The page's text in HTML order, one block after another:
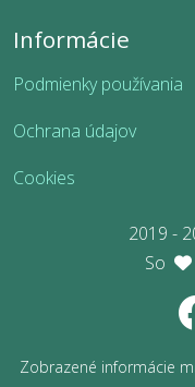
Informácie
Podmienky používania
Ochrana údajov
Cookies
2019 -
So
Zobrazené informácie